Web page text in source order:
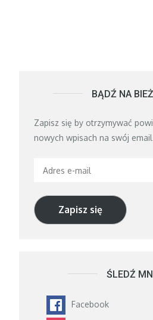
BĄDŹ NA
Zapisz się by otrzymywać
nowych wpisach na swój
Adres
mail
Zapisz się
ŚLEDŹ
Facebook